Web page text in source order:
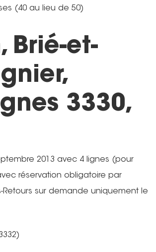
(40 au lieu de 50)
Brié-et-
3330,
2013 avec 4 lignes (pour
réservation obligatoire par
Retours sur demande uniquement le